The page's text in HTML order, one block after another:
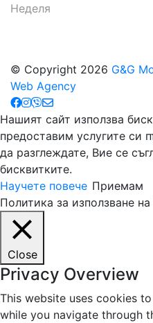
Неделя
© Copyright 2026 G&G
Web Agency
Нашият сайт използва
предоставим услугите си
да разглеждате, Вие се
бисквитките.
Научете повече Приемам
Политика за използване
Close
Privacy Overview
This website uses cookies
while you navigate through